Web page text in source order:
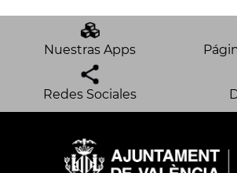
Nuestras Apps
Redes Sociales